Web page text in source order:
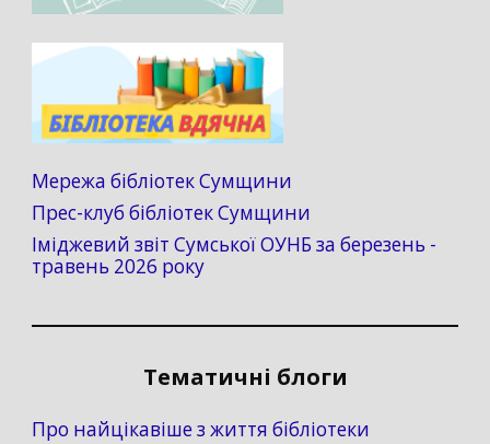
Мережа бібліотек Сумщини
Прес-клуб бібліотек Сумщини
Іміджевий звіт Сумської ОУНБ за березень -
травень 2026 року
Тематичні блоги
Про найцікавіше з життя бібліотеки